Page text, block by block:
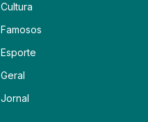
Cultura
Famosos
Esporte
Geral
Jornal